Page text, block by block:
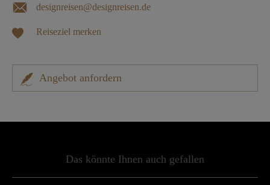
designreisen@designreisen.de
Reiseziel merken
Angebot anfordern
Das könnte Ihnen auch gefallen